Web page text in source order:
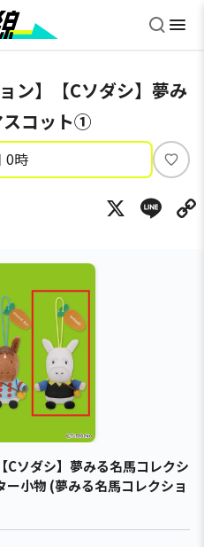
ン】【Cソダシ】夢み
スコット①
0時
い
ね
X
Cソダシ】夢みる名馬コレクシ
小物 (夢みる名馬コレクショ